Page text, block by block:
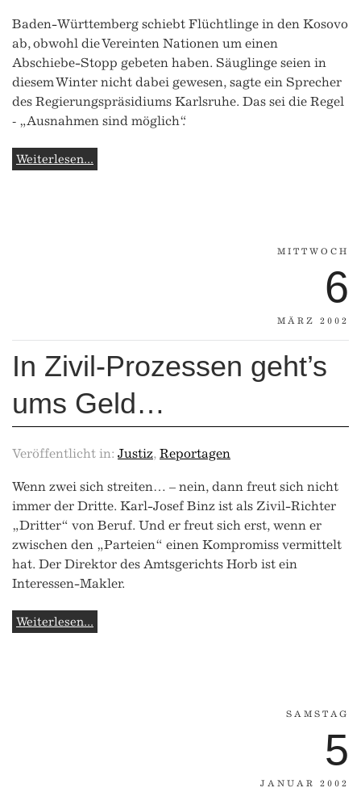
Baden-Württemberg schiebt Flüchtlinge in den Kosovo
ab, obwohl die Vereinten Nationen um einen
Abschiebe-Stopp gebeten haben. Säuglinge seien in
diesem Winter nicht dabei gewesen, sagte ein Sprecher
des Regierungspräsidiums Karlsruhe. Das sei die Regel
‑ „Ausnahmen sind möglich“.
Weiterlesen...
MITTWOCH
6
MÄRZ 2002
In Zivil-Prozessen geht’s
ums Geld…
Veröffentlicht in: Justiz, Reportagen
Wenn zwei sich streiten… – nein, dann freut sich nicht
immer der Dritte. Karl-Josef Binz ist als Zivil-Richter
„Dritter“ von Beruf. Und er freut sich erst, wenn er
zwischen den „Parteien“ einen Kompromiss vermittelt
hat. Der Direktor des Amtsgerichts Horb ist ein
Interessen-Makler.
Weiterlesen...
SAMSTAG
5
JANUAR 2002